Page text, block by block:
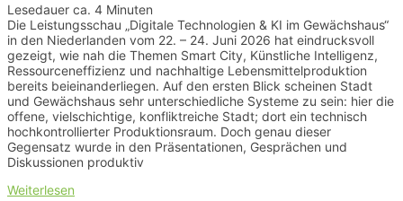
Lesedauer ca. 4 Minuten
Die Leistungsschau „Digitale Technologien & KI im Gewächshaus“
in den Niederlanden vom 22. – 24. Juni 2026 hat eindrucksvoll
gezeigt, wie nah die Themen Smart City, Künstliche Intelligenz,
Ressourceneffizienz und nachhaltige Lebensmittelproduktion
bereits beieinanderliegen. Auf den ersten Blick scheinen Stadt
und Gewächshaus sehr unterschiedliche Systeme zu sein: hier die
offene, vielschichtige, konfliktreiche Stadt; dort ein technisch
hochkontrollierter Produktionsraum. Doch genau dieser
Gegensatz wurde in den Präsentationen, Gesprächen und
Diskussionen produktiv
Weiterlesen